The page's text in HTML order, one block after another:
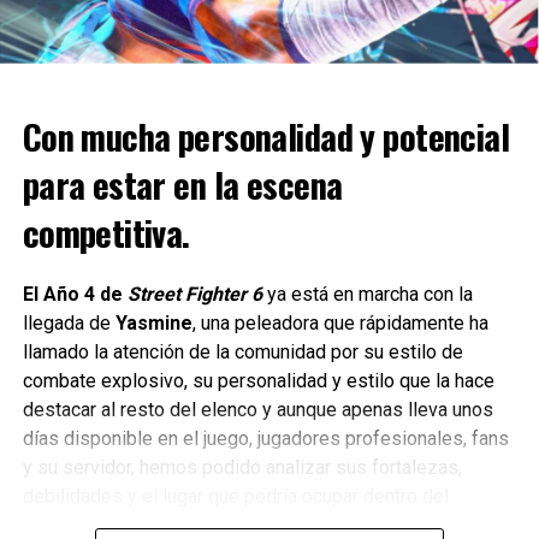
Adicionalmente, los jugadores podrán acceder también a
lossiguientes juegos en la nube, ya disponibles: RiMS
Disney Planes, Yooka-Laylee and the Impossible Lair y
Endzone: A World Apart.
Con mucha personalidad y potencial
para estar en la escena
competitiva.
El Año 4 de Street Fighter 6ya está en marcha con la
llegada de Yasmine, una peleadora que rápidamente ha
llamado la atención de la comunidad por su estilo de
combate explosivo, su personalidad y estilo que la hace
destacar al resto del elenco y aunque apenas lleva unos
días disponible en el juego, jugadores profesionales, fans
y su servidor, hemos podido analizar sus fortalezas,
competitivo y aquí les cuento el cómo se siente esta